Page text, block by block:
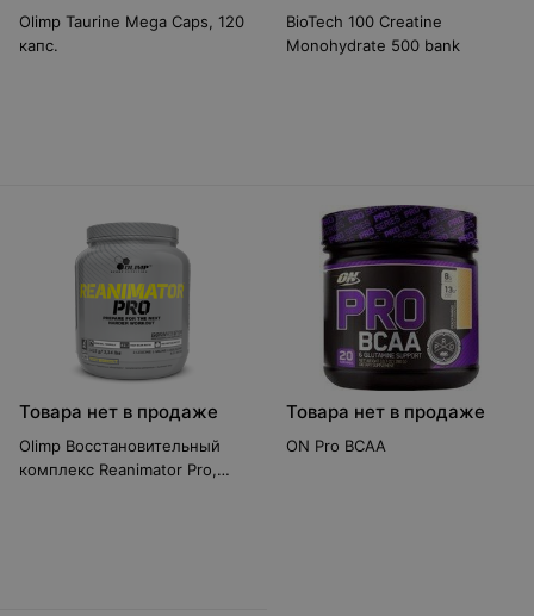
Olimp Taurine Mega Caps, 120
капс.
BioTech 100 Creatine
Monohydrate 500 bank
Товара нет в продаже
Olimp Восстановительный
комплекс Reanimator Pro,
Товара нет в продаже
ON Pro BCAA